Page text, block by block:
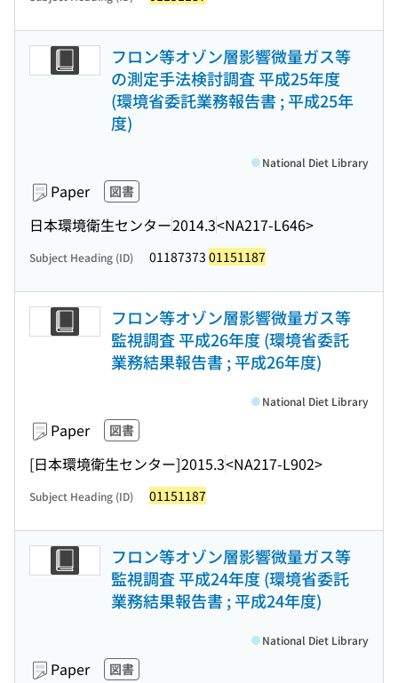
フロン等オゾン層影響微量ガス等
の測定手法検討調査 平成25年度
(環境省委託業務報告書 ; 平成25年
度)
Paper 図書
日本環境衛生センター2014.3<NA217-L646>
National Diet Library
Subject Heading (ID) 01187373 01151187
フロン等オゾン層影響微量ガス等
監視調査 平成26年度 (環境省委託
業務結果報告書 ; 平成26年度)
Paper 図書
[日本環境衛生センター]2015.3<NA217-L902>
National Diet Library
Subject Heading (ID) 01151187
フロン等オゾン層影響微量ガス等
監視調査 平成24年度 (環境省委託
業務結果報告書 ; 平成24年度)
Paper 図書
National Diet Library